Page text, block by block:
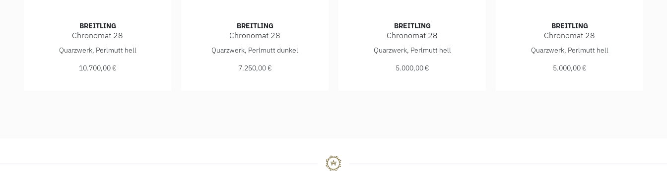
BREITLING
Chronomat 28
Breitling Chronomat 28, Ref: U72310531A1U1, Preis: 10.700,00 €
Quarzwerk, Perlmutt hell
10.700,00 €
BREITLING
Chronomat 28
Breitling Chronomat 28, Ref: A72310531G1A1, Preis: 7.250,00 €
Quarzwerk, Perlmutt dunkel
7.250,00 €
BREITLING
Chronomat 28
Breitling Chronomat 28, Ref: A72310101K1A1, Preis: 5.000,00 €
Quarzwerk, Perlmutt hell
5.000,00 €
BREITLING
Chronomat 28
Breitling Chronomat 28, Ref:
Quarzwerk, Perlmutt hell
5.000,00 €